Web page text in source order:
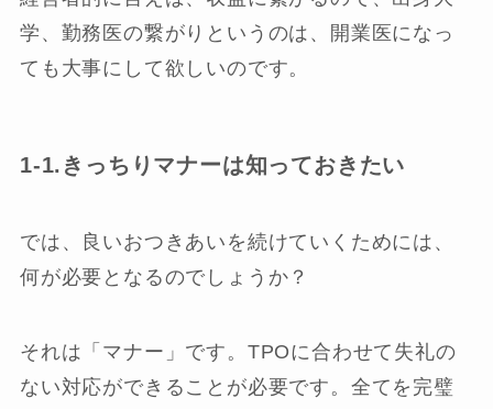
学、勤務医の繋がりというのは、開業医になっ
ても大事にして欲しいのです。
1-1.きっちりマナーは知っておきたい
では、良いおつきあいを続けていくためには、
何が必要となるのでしょうか？
それは「マナー」です。TPOに合わせて失礼の
ない対応ができることが必要です。全てを完璧